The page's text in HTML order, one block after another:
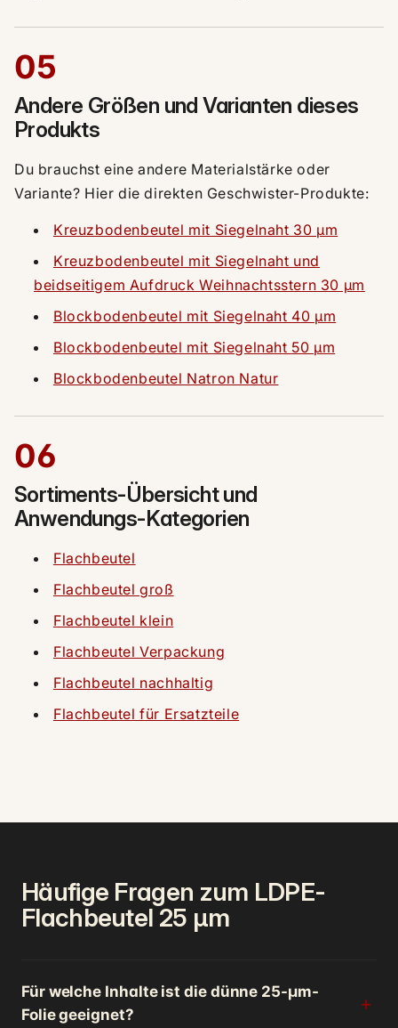
05
Andere Größen und Varianten dieses
Produkts
Du brauchst eine andere Materialstärke oder
Variante? Hier die direkten Geschwister-Produkte:
Kreuzbodenbeutel mit Siegelnaht 30 µm
Kreuzbodenbeutel mit Siegelnaht und
beidseitigem Aufdruck Weihnachtsstern 30 µm
Blockbodenbeutel mit Siegelnaht 40 µm
Blockbodenbeutel mit Siegelnaht 50 µm
Blockbodenbeutel Natron Natur
06
Sortiments-Übersicht und
Anwendungs-Kategorien
Flachbeutel
Flachbeutel groß
Flachbeutel klein
Flachbeutel Verpackung
Flachbeutel nachhaltig
Flachbeutel für Ersatzteile
Häufige Fragen zum LDPE-
Flachbeutel 25 µm
Für welche Inhalte ist die dünne 25-µm-
Folie geeignet?